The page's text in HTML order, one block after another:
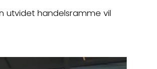
utvidet handelsramme vil